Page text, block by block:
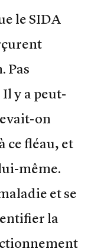
le SIDA
Pas
y a peut-
on
ce fléau, et
même.
et se
la